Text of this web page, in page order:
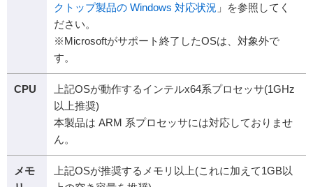
クトップ製品の Windows 対応状況 」を参照してく
ださい。
※Microsoftがサポート終了したOSは、対象外で
す。
CPU
上記OSが動作するインテルx64系プロセッサ(1GHz
以上推奨)
本製品は ARM 系プロセッサには対応しておりませ
ん。
メモ
上記OSが推奨するメモリ以上(これに加えて1GB以